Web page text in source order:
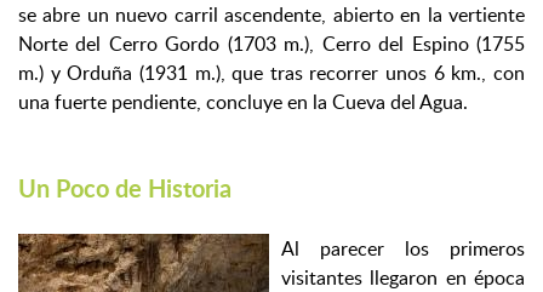
se abre un nuevo carril ascendente, abierto en la vertiente
Norte del Cerro Gordo (1703 m.), Cerro del Espino (1755
m.) y Orduña (1931 m.), que tras recorrer unos 6 km., con
una fuerte pendiente, concluye en la Cueva del Agua.
Un Poco de Historia
Al parecer los primeros
visitantes llegaron en época